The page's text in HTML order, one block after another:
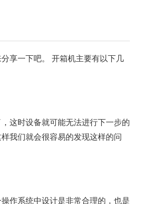
享一下吧。 开箱机主要有以下几
这时设备就可能无法进行下一步的
我们就会很容易的发现这样的问
作系统中设计是非常合理的，也是